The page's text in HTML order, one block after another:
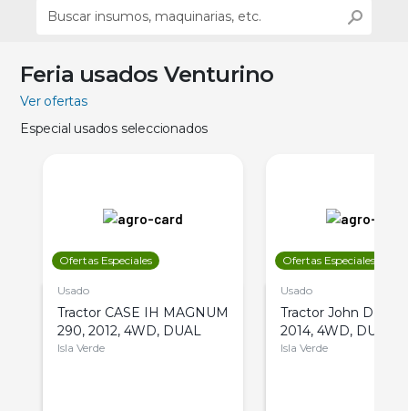
Feria usados Venturino
Ver ofertas
Especial usados seleccionados
Ofertas Especiales
Usado
Tractor CASE IH MAGNUM
290, 2012, 4WD, DUAL
Isla Verde
Ofertas Especiales
Usado
Tractor John Deere
2014, 4WD, DUAL
Isla Verde